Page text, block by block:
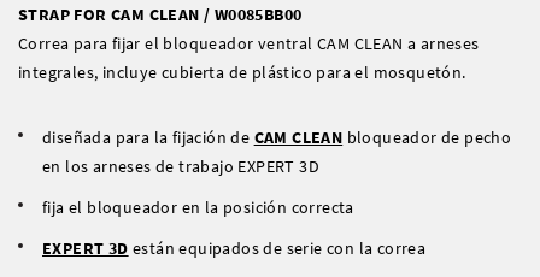
STRAP FOR CAM CLEAN / W0085BB00
Correa para fijar el bloqueador ventral CAM CLEAN a arneses
integrales, incluye cubierta de plástico para el mosquetón.
diseñada para la fijación de CAM CLEAN bloqueador de pecho
en los arneses de trabajo EXPERT 3D
fija el bloqueador en la posición correcta
EXPERT 3D están equipados de serie con la correa